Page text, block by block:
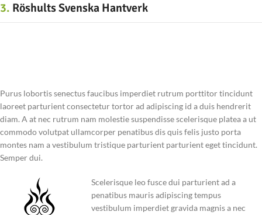
3. Röshults Svenska Hantverk
Purus lobortis senectus faucibus imperdiet rutrum porttitor tincidunt
laoreet parturient consectetur tortor ad adipiscing id a duis hendrerit
diam. A at nec rutrum nam molestie suspendisse scelerisque platea a ut
commodo volutpat ullamcorper penatibus dis quis felis justo porta
montes nam a vestibulum tristique parturient parturient eget tincidunt.
Semper dui.
Scelerisque leo fusce dui parturient ad a
penatibus mauris adipiscing tempus
vestibulum imperdiet gravida magnis a nec